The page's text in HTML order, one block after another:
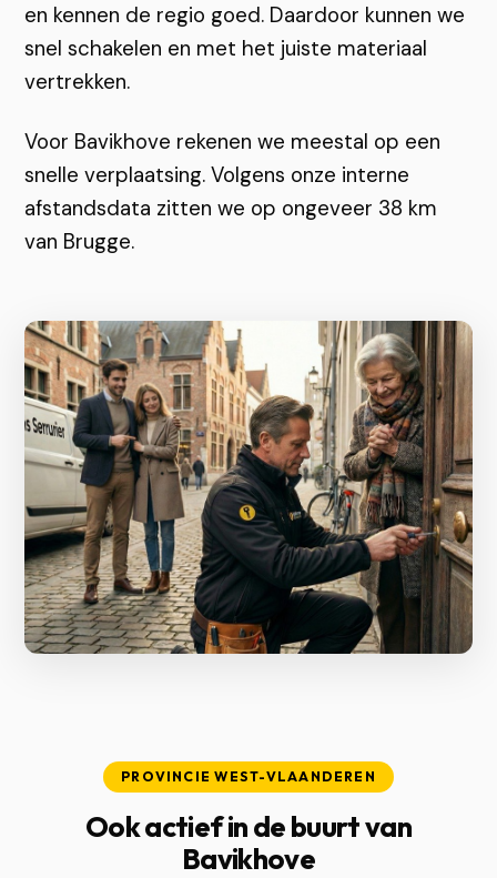
en kennen de regio goed. Daardoor kunnen we
snel schakelen en met het juiste materiaal
vertrekken.
Voor Bavikhove rekenen we meestal op een
snelle verplaatsing. Volgens onze interne
afstandsdata zitten we op ongeveer 38 km
van Brugge.
PROVINCIE WEST-VLAANDEREN
Ook actief in de buurt van
Bavikhove